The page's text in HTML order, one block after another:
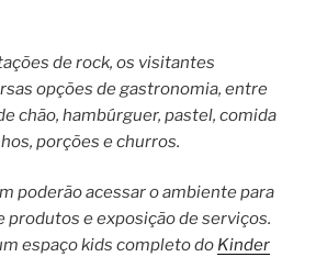
de rock, os visitantes
opções de gastronomia, entre
chão, hambúrguer, pastel, comida
porções e churros.
poderão acessar o ambiente para
produtos e exposição de serviços.
espaço kids completo do Kinder